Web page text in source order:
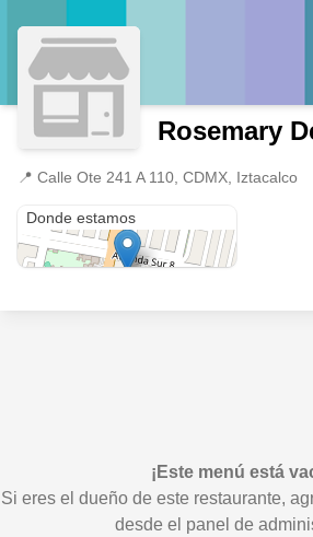
Rosemary
📍 Calle Ote 241 A 110, CDMX, Iztacalco
Donde estamos
¡Este menú está
Si eres el dueño de este restaurante,
desde el panel de